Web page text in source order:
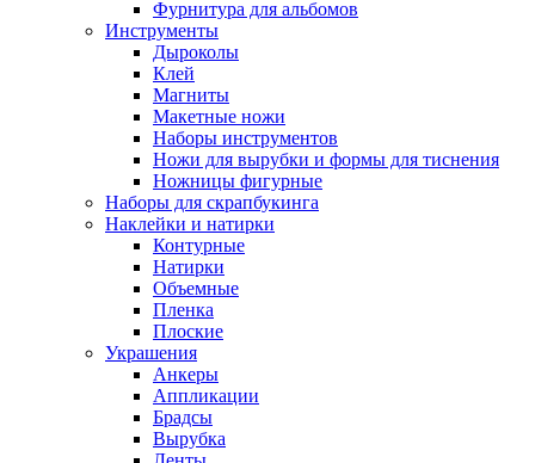
Фурнитура для альбомов
Инструменты
Дыроколы
Клей
Магниты
Макетные ножи
Наборы инструментов
Ножи для вырубки и формы для тиснения
Ножницы фигурные
Наборы для скрапбукинга
Наклейки и натирки
Контурные
Натирки
Объемные
Пленка
Плоские
Украшения
Анкеры
Аппликации
Брадсы
Вырубка